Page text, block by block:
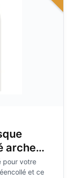
arche
pour votre
et ce